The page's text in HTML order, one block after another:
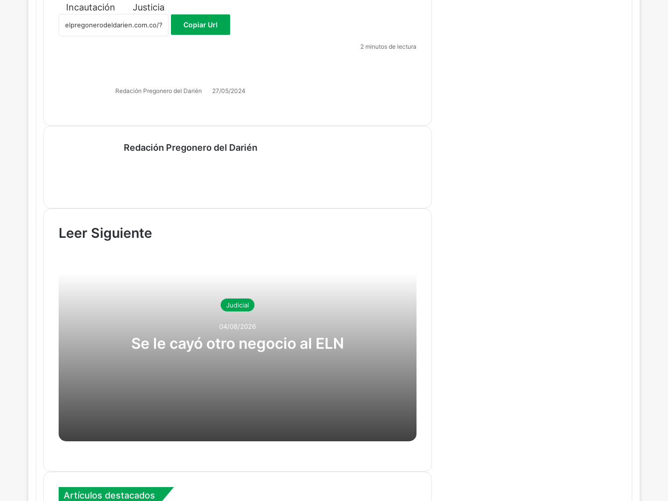
Incautación
Justicia
Copiar Url
Redación Pregonero del Darién 27/05/2024
2 minutos de lectura
Redación Pregonero del Darién
Leer Siguiente
Judicial
04/08/2026
Se le cayó otro negocio al ELN
Cae mega laboratorio en pleno proceso
Artículos destacados